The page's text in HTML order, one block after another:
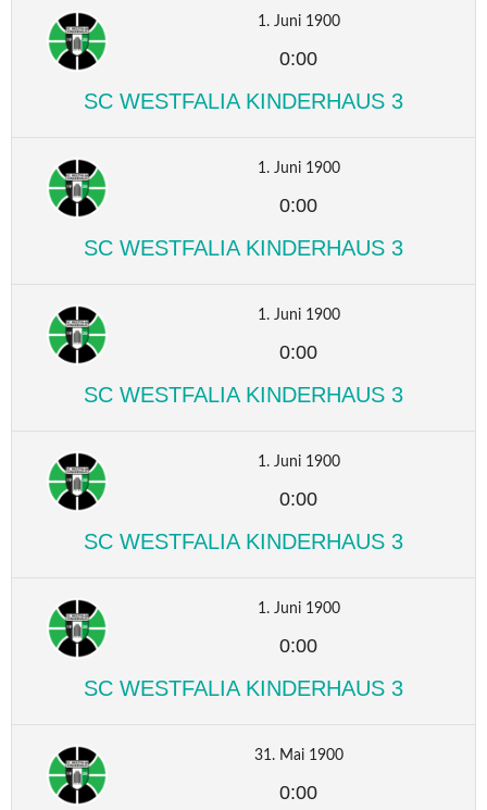
1. Juni 1900
0:00
SC WESTFALIA KINDERHAUS 3
1. Juni 1900
0:00
SC WESTFALIA KINDERHAUS 3
1. Juni 1900
0:00
SC WESTFALIA KINDERHAUS 3
1. Juni 1900
0:00
SC WESTFALIA KINDERHAUS 3
1. Juni 1900
0:00
SC WESTFALIA KINDERHAUS 3
31. Mai 1900
0:00